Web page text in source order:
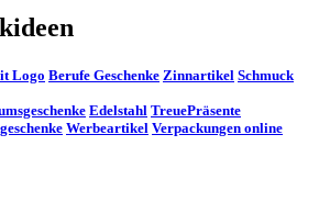
Logo Berufe Geschenke Zinnartikel Schmuck
Edelstahl TreuePräsente
Werbeartikel Verpackungen online